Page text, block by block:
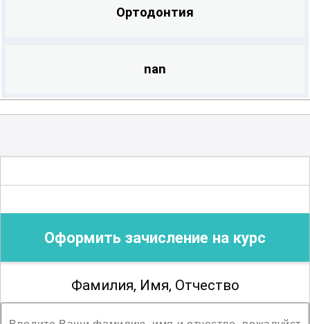
Ортодонтия
nan
Оформить зачисление на курс
Фамилия, Имя, Отчество